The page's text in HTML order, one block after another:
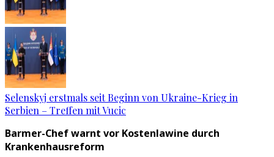
Selenskyj erstmals seit Beginn von Ukraine-Krieg in
Serbien – Treffen mit Vucic
Barmer-Chef warnt vor Kostenlawine durch
Krankenhausreform